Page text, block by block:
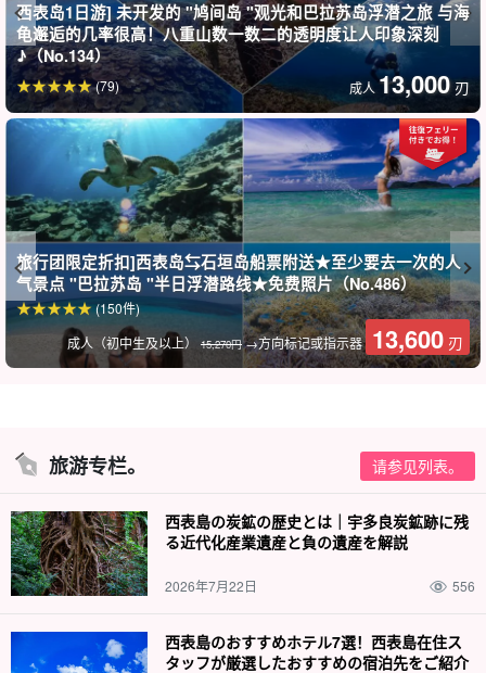
西表岛1日游] 未开发的 "鸠间岛 "观光和巴拉苏岛浮潜之旅 与海
龟邂逅的几率很高！八重山数一数二的透明度让人印象深刻
♪（No.134）
成人 13,000 刃
(79)
旅行团限定折扣]西表岛⇆石垣岛船票附送★至少要去一次的人
气景点 "巴拉苏岛 "半日浮潜路线★免费照片（No.486）
成人（初中生及以上） 15,270円→方向标记或指示器 13,600 刃
(150件)
旅游专栏。 请参见列表。
西表島の炭鉱の歴史とは｜宇多良炭鉱跡に残
る近代化産業遺産と負の遺産を解説
2026年7月22日 556
西表島のおすすめホテル7選！西表島在住ス
タッフが厳選したおすすめの宿泊先をご紹介